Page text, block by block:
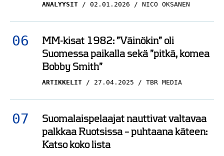
ANALYYSIT 02.01.2026 NICO OKSANEN
MM-kisat 1982: ”Väinökin” oli
Suomessa paikalla sekä ”pitkä, komea
Bobby Smith”
ARTIKKELIT 27.04.2025 TBR MEDIA
Suomalaispelaajat nauttivat valtavaa
palkkaa Ruotsissa – puhtaana käteen:
Katso koko lista